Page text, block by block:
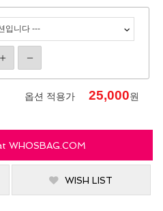
옵션 적용가 25,000원
WHOSBAG.COM
WISH LIST